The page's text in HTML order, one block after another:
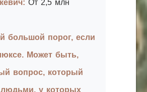
От 2,5 млн
большой порог, если
Может быть,
вопрос, который
людьми, у которых